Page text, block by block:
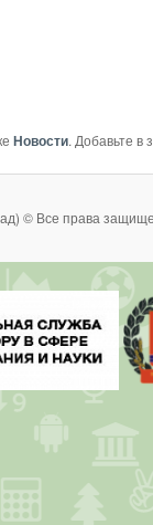
Новости. Добавьте в
© Все права